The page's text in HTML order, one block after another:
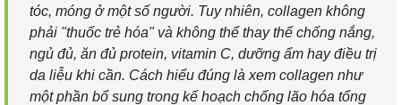
tóc, móng ở một số người. Tuy nhiên, collagen không
phải "thuốc trẻ hóa" và không thể thay thế chống nắng,
ngủ đủ, ăn đủ protein, vitamin C, dưỡng ẩm hay điều trị
da liễu khi cần. Cách hiểu đúng là xem collagen như
một phần bổ sung trong kế hoạch chống lão hóa tổng